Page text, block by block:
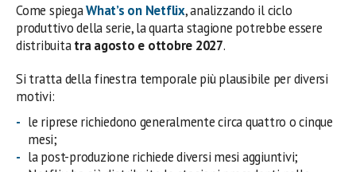
Come spiegaWhat’s on Netflix, analizzando il ciclo
produttivo della serie, la quarta stagione potrebbe essere
distribuitatra agosto e ottobre 2027.
Si tratta della finestra temporale più plausibile per diversi
motivi:
le riprese richiedono generalmente circa quattro o cinque
mesi;
la post-produzione richiede diversi mesi aggiuntivi;